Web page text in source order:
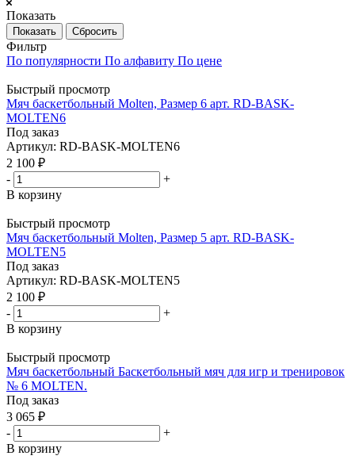
Показать
Сбросить
Фильтр
По популярности По алфавиту По цене
Быстрый просмотр
Мяч баскетбольный Molten, Размер 6 арт. RD-BASK-
MOLTEN6
Под заказ
Артикул: RD-BASK-MOLTEN6
2 100 ₽
-
+
В корзину
Быстрый просмотр
Мяч баскетбольный Molten, Размер 5 арт. RD-BASK-
MOLTEN5
Под заказ
Артикул: RD-BASK-MOLTEN5
2 100 ₽
-
+
В корзину
Быстрый просмотр
Мяч баскетбольный Баскетбольный мяч для игр и тренировок
№ 6 MOLTEN.
Под заказ
3 065 ₽
-
+
В корзину